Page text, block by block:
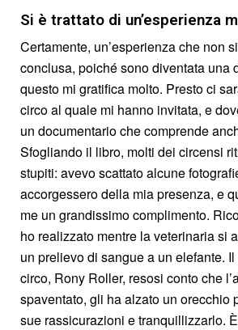
Si è trattato di un’esperienza
Certamente, un’esperienza che non
conclusa, poiché sono diventata una
questo mi gratifica molto. Presto ci
circo al quale mi hanno invitata, e
un documentario che comprende
Sfogliando il libro, molti dei circensi
stupiti: avevo scattato alcune
accorgessero della mia presenza, e
me un grandissimo complimento.
ho realizzato mentre la veterinaria si
un prelievo di sangue a un elefante.
circo, Rony Roller, resosi conto che
spaventato, gli ha alzato un orecchio
sue rassicurazioni e tranquillizzarlo.